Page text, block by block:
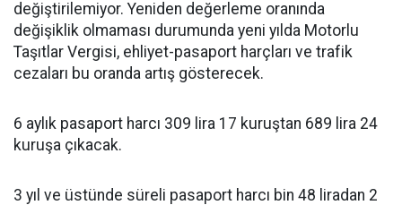
değiştirilemiyor. Yeniden değerleme oranında
değişiklik olmaması durumunda yeni yılda Motorlu
Taşıtlar Vergisi, ehliyet-pasaport harçları ve trafik
cezaları bu oranda artış gösterecek.
6 aylık pasaport harcı 309 lira 17 kuruştan 689 lira 24
kuruşa çıkacak.
3 yıl ve üstünde süreli pasaport harcı bin 48 liradan 2